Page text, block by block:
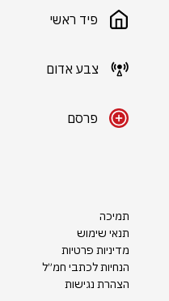
פיד ראשי
צבע אדום
פרסם
תמיכה
תנאי שימוש
מדיניות פרטיות
הנחיות לכתבי חמ״ל
הצהרת נגישות